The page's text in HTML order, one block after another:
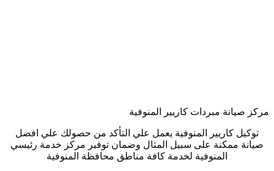
مركز صيانة مبردات كاريير المنوفية
توكيل كاريير المنوفية يعمل علي التأكد من حصولك علي افضل
صيانة ممكنة على سبيل المثال وضمان توفير مركز خدمة رئيسي
المنوفية لخدمة كافة مناطق محافظة المنوفية